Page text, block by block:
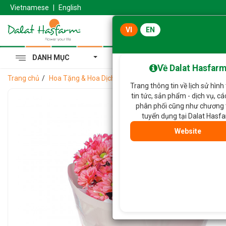
Vietnamese English
DANH MỤC
Trang chủ Hoa Tặng & Hoa Dịch Vụ
VI EN
Về Dalat Hasfarm
Trang thông tin về lịch sử hình
tin tức, sản phẩm - dịch vụ,
phân phối cũng như chương
tuyển dụng tại Dalat
Website